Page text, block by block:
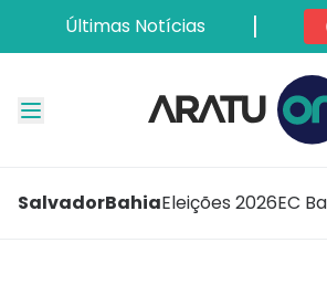
Últimas Notícias
SalvadorBahiaEleições 2026EC